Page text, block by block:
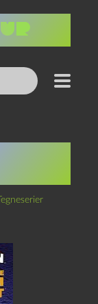
Tegneserier